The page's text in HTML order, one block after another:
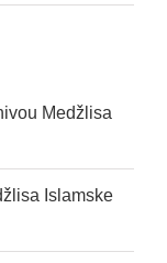
Medžlisa
Islamske